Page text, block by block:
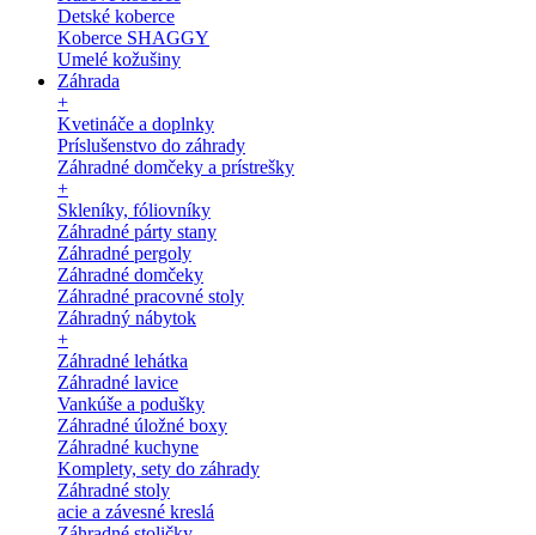
Detské koberce
Koberce SHAGGY
Umelé kožušiny
Záhrada
+
Kvetináče a doplnky
Príslušenstvo do záhrady
Záhradné domčeky a prístrešky
+
Skleníky, fóliovníky
Záhradné párty stany
Záhradné pergoly
Záhradné domčeky
Záhradné pracovné stoly
Záhradný nábytok
+
Záhradné lehátka
Záhradné lavice
Vankúše a podušky
Záhradné úložné boxy
Záhradné kuchyne
Komplety, sety do záhrady
Záhradné stoly
acie a závesné kreslá